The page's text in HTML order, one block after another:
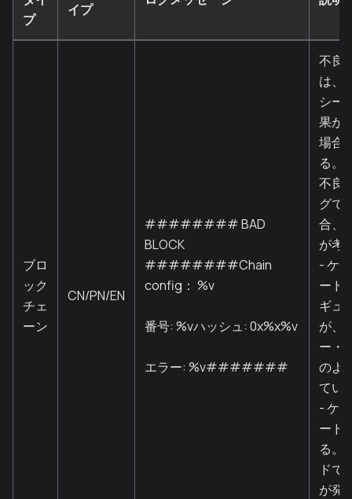
プ
イプ
ブロ
ック
チェ
ーン
CN/PN/EN
######## BAD
BLOCK
########Chain
config： %v
番号: %vハッシュ: 0x%x%v
エラー: %v#######
不良
は、
シー
果が
場合
る。
不良
グで
合、
が考
- ケ
ード
ギュ
が、
ー・
のよ
てい
- ケ
ード
る。
ドで
が発